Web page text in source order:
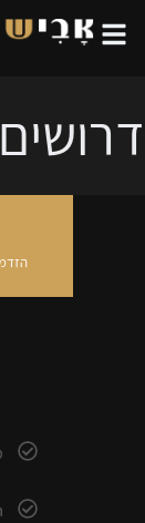
דרושים